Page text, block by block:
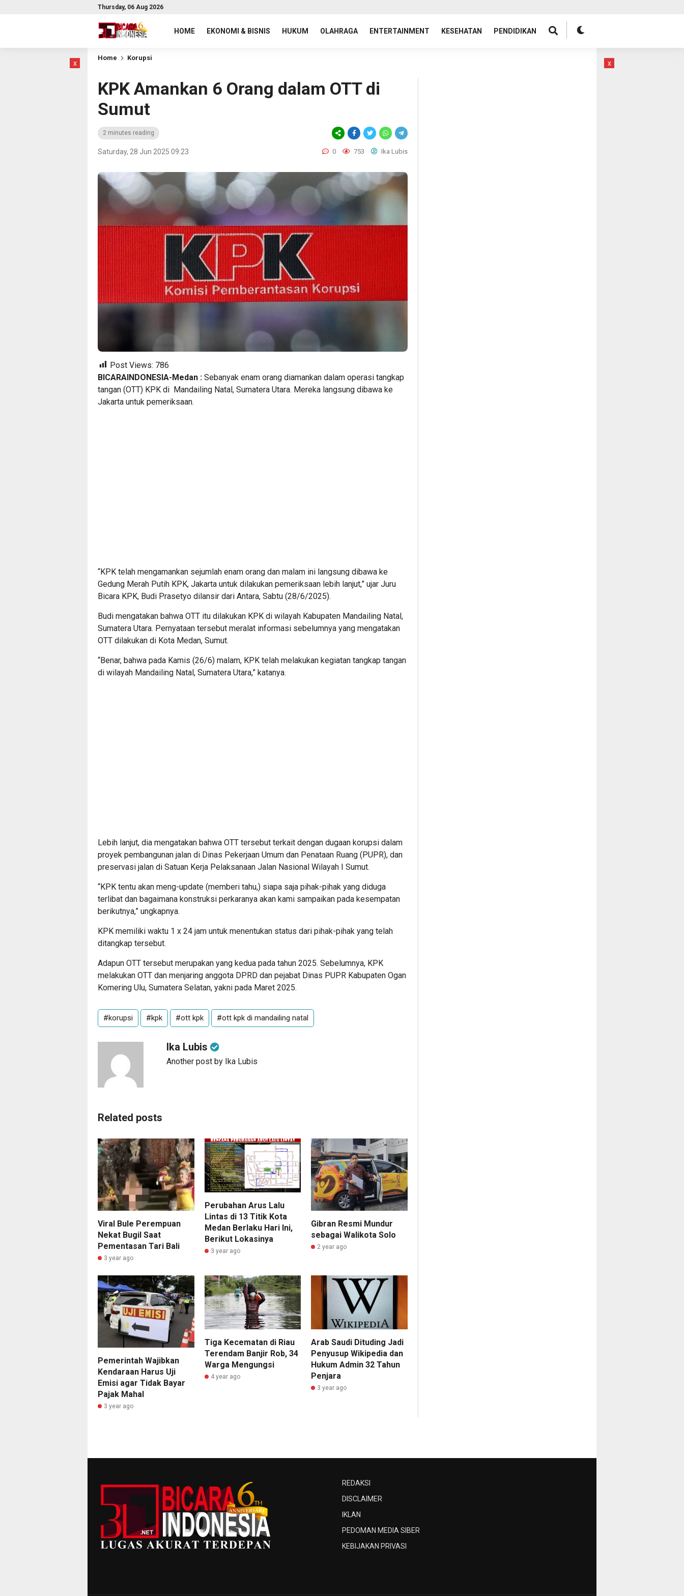
Thursday, 06 Aug 2026
HOME EKONOMI & BISNIS HUKUM OLAHRAGA ENTERTAINMENT KESEHATAN PENDIDIKAN
x
Home Korupsi
KPK Amankan 6 Orang dalam OTT di
Sumut
2 minutes reading
Saturday, 28 Jun 2025 09:23 0 753 Ika Lubis
Post Views: 786
BICARAINDONESIA-Medan : Sebanyak enam orang diamankan dalam operasi tangkap
tangan (OTT) KPK di Mandailing Natal, Sumatera Utara. Mereka langsung dibawa ke
Jakarta untuk pemeriksaan.
“KPK telah mengamankan sejumlah enam orang dan malam ini langsung dibawa ke
Gedung Merah Putih KPK, Jakarta untuk dilakukan pemeriksaan lebih lanjut,” ujar Juru
Bicara KPK, Budi Prasetyo dilansir dari Antara, Sabtu (28/6/2025).
Budi mengatakan bahwa OTT itu dilakukan KPK di wilayah Kabupaten Mandailing Natal,
Sumatera Utara. Pernyataan tersebut meralat informasi sebelumnya yang mengatakan
OTT dilakukan di Kota Medan, Sumut.
“Benar, bahwa pada Kamis (26/6) malam, KPK telah melakukan kegiatan tangkap tangan
di wilayah Mandailing Natal, Sumatera Utara,” katanya.
Lebih lanjut, dia mengatakan bahwa OTT tersebut terkait dengan dugaan korupsi dalam
proyek pembangunan jalan di Dinas Pekerjaan Umum dan Penataan Ruang (PUPR), dan
preservasi jalan di Satuan Kerja Pelaksanaan Jalan Nasional Wilayah I Sumut.
“KPK tentu akan meng-update (memberi tahu,) siapa saja pihak-pihak yang diduga
terlibat dan bagaimana konstruksi perkaranya akan kami sampaikan pada kesempatan
berikutnya,” ungkapnya.
KPK memiliki waktu 1 x 24 jam untuk menentukan status dari pihak-pihak yang telah
ditangkap tersebut.
Adapun OTT tersebut merupakan yang kedua pada tahun 2025. Sebelumnya, KPK
melakukan OTT dan menjaring anggota DPRD dan pejabat Dinas PUPR Kabupaten Ogan
Komering Ulu, Sumatera Selatan, yakni pada Maret 2025.
#korupsi #kpk #ott kpk #ott kpk di mandailing natal
Ika Lubis
Another post by Ika Lubis
Related posts
Viral Bule Perempuan
Nekat Bugil Saat
Pementasan Tari Bali
3 year ago
Perubahan Arus Lalu
Lintas di 13 Titik Kota
Medan Berlaku Hari Ini,
Berikut Lokasinya
3 year ago
Gibran Resmi Mundur
sebagai Walikota Solo
2 year ago
Pemerintah Wajibkan
Kendaraan Harus Uji
Emisi agar Tidak Bayar
Pajak Mahal
3 year ago
Tiga Kecematan di Riau
Terendam Banjir Rob, 34
Warga Mengungsi
4 year ago
Arab Saudi Dituding Jadi
Penyusup Wikipedia dan
Hukum Admin 32 Tahun
Penjara
3 year ago
x
REDAKSI
DISCLAIMER
IKLAN
PEDOMAN MEDIA SIBER
KEBIJAKAN PRIVASI